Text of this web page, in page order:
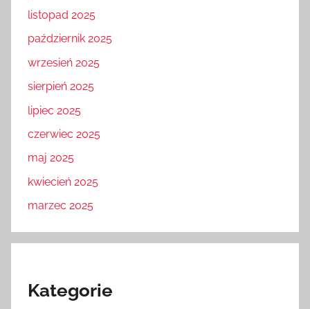
listopad 2025
październik 2025
wrzesień 2025
sierpień 2025
lipiec 2025
czerwiec 2025
maj 2025
kwiecień 2025
marzec 2025
Kategorie